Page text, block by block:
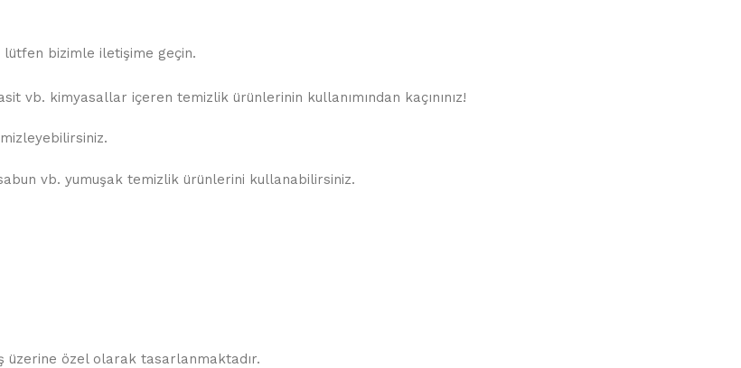
bizimle iletişime geçin.
vb. kimyasallar içeren temizlik ürünlerinin kullanımından kaçınınız!
vb. yumuşak temizlik ürünlerini kullanabilirsiniz.
üzerine özel olarak tasarlanmaktadır.